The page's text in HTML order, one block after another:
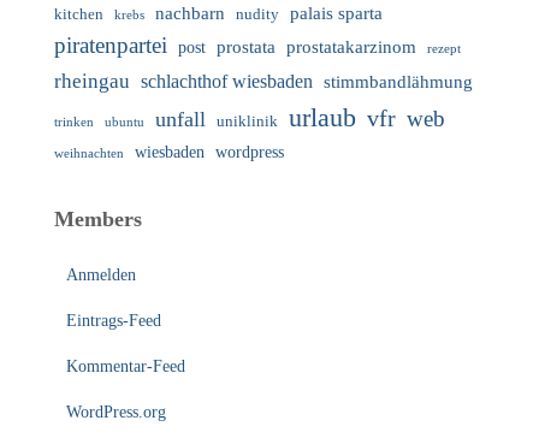
kitchen krebs nachbarn nudity palais sparta
piratenpartei post prostata prostatakarzinom rezept
rheingau schlachthof wiesbaden stimmbandlähmung
trinken ubuntu unfall uniklinik urlaub vfr web
weihnachten wiesbaden wordpress
Members
Anmelden
Eintrags-Feed
Kommentar-Feed
WordPress.org